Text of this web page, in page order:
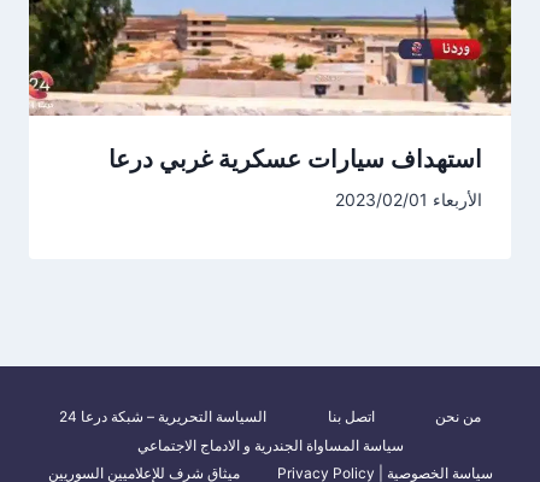
استهداف سيارات عسكرية غربي درعا
الأربعاء 2023/02/01
من نحن اتصل بنا
السياسة التحريرية – شبكة درعا 24
سياسة المساواة الجندرية و الادماج الاجتماعي
سياسة الخصوصية | Privacy Policy
ميثاق شرف للإعلاميين السوريين